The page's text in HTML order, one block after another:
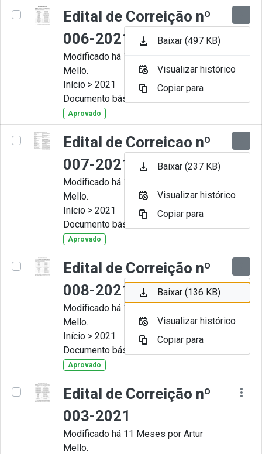
Edital de Correição nº
006-2021
Modificado há 11 Meses por Artur
Mello.
Início > 2021
Documento básico
Aprovado
Edital de Correicao nº
007-2021
Modificado há 11 Meses por Artur
Mello.
Início > 2021
Documento básico
Aprovado
Edital de Correição nº
008-2021
Modificado há 11 Meses por Artur
Mello.
Início > 2021
Documento básico
Aprovado
Edital de Correição nº
003-2021
Modificado há 11 Meses por Artur
Mello.
Baixar (497 KB)
Visualizar histórico
Copiar para
Baixar (237 KB)
Visualizar histórico
Copiar para
Baixar (136 KB)
Visualizar histórico
Copiar para